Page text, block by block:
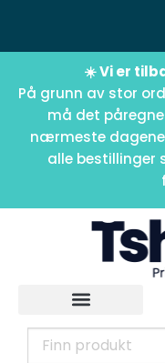
☀️ Vi er
På grunn av stor
må det
nærmeste
alle bestillinger